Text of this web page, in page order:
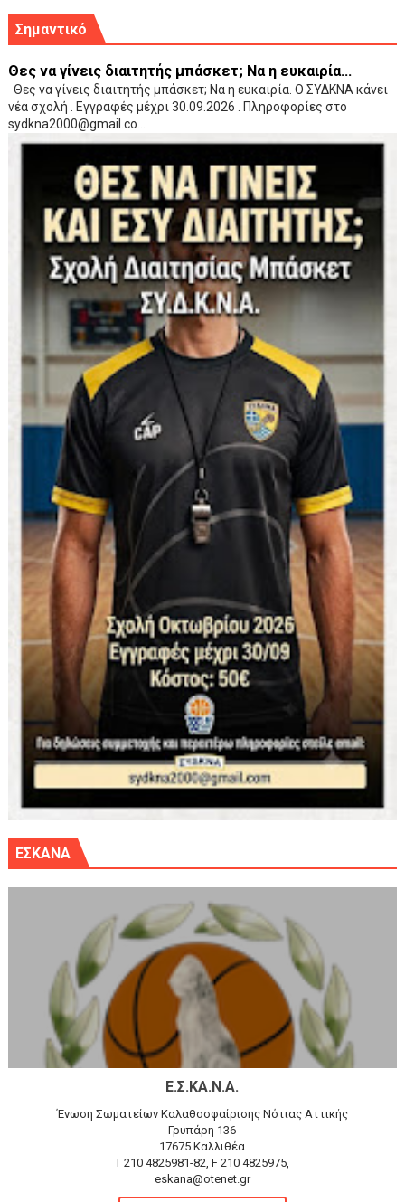
Σημαντικό
Θες να γίνεις διαιτητής μπάσκετ; Να η ευκαιρία...
Θες να γίνεις διαιτητής μπάσκετ; Να η ευκαιρία. Ο ΣΥΔΚΝΑ κάνει
νέα σχολή . Εγγραφές μέχρι 30.09.2026 . Πληροφορίες στο
sydkna2000@gmail.co...
ΕΣΚΑΝΑ
Ε.Σ.ΚΑ.Ν.Α.
Ένωση Σωματείων Καλαθοσφαίρισης Νότιας Αττικής
Γρυπάρη 136
17675 Καλλιθέα
T 210 4825981-82, F 210 4825975,
eskana@otenet.gr